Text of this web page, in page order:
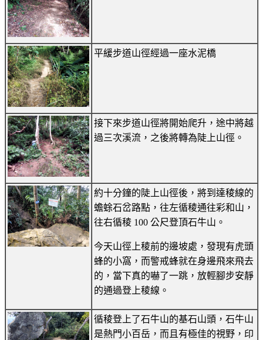
平緩步道山徑經過一座水泥橋
接下來步道山徑將開始爬升，途中將越
過三次溪流，之後將轉為陡上山徑。
約十分鐘的陡上山徑後，將到達稜線的
蟾蜍石岔路點，往左循稜通往彩和山，
往右循稜 100 公尺登頂石牛山。
今天山徑上稜前的邊坡處，發現有虎頭
蜂的小窩，而警戒蜂就在身邊飛來飛去
的，當下真的嚇了一跳，放輕腳步安靜
的通過登上稜線。
循稜登上了石牛山的基石山頭，石牛山
是熱門小百岳，而且有極佳的視野，印